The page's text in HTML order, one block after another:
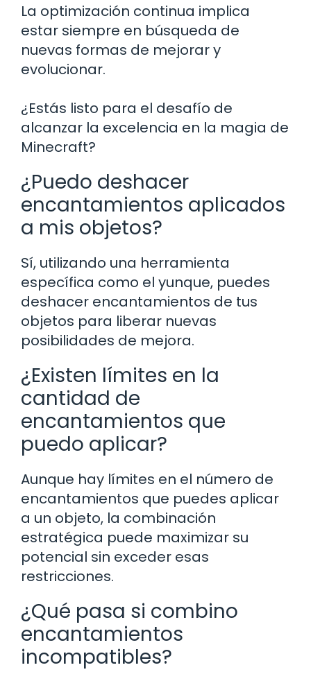
La optimización continua implica
estar siempre en búsqueda de
nuevas formas de mejorar y
evolucionar.
¿Estás listo para el desafío de
alcanzar la excelencia en la magia de
Minecraft?
¿Puedo deshacer
encantamientos aplicados
a mis objetos?
Sí, utilizando una herramienta
específica como el yunque, puedes
deshacer encantamientos de tus
objetos para liberar nuevas
posibilidades de mejora.
¿Existen límites en la
cantidad de
encantamientos que
puedo aplicar?
Aunque hay límites en el número de
encantamientos que puedes aplicar
a un objeto, la combinación
estratégica puede maximizar su
potencial sin exceder esas
restricciones.
¿Qué pasa si combino
encantamientos
incompatibles?